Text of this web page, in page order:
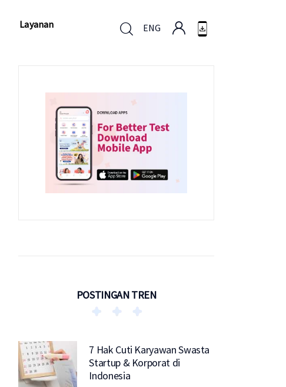
Layanan ENG
POSTINGAN TREN
7 Hak Cuti Karyawan Swasta
Startup & Korporat di
Indonesia